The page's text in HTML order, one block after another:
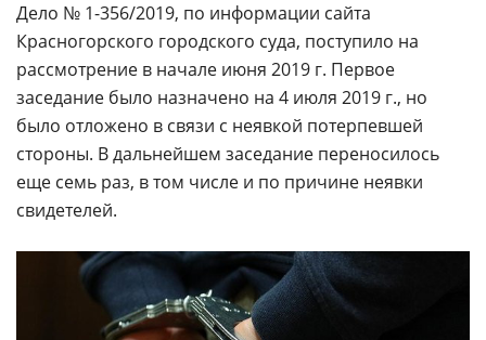
Дело № 1-356/2019, по информации сайта
Красногорского городского суда, поступило на
рассмотрение в начале июня 2019 г. Первое
заседание было назначено на 4 июля 2019 г., но
было отложено в связи с неявкой потерпевшей
стороны. В дальнейшем заседание переносилось
еще семь раз, в том числе и по причине неявки
свидетелей.